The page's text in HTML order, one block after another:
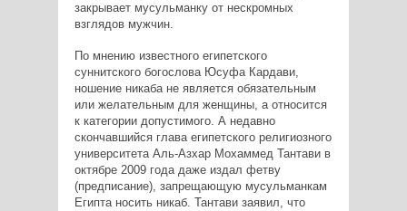
закрывает мусульманку от нескромных
взглядов мужчин.
По мнению известного египетского
суннитского богослова Юсуфа Кардави,
ношение никаба не является обязательным
или желательным для женщины, а относится
к категории допустимого. А недавно
скончавшийся глава египетского религиозного
университета Аль-Азхар Мохаммед Тантави в
октябре 2009 года даже издал фетву
(предписание), запрещающую мусульманкам
Египта носить никаб. Тантави заявил, что